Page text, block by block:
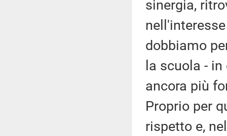
sinergia,
dobbiamo
la scuola -
ancora più
Proprio per
rispetto e,